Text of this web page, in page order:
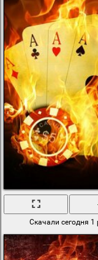
Скачали сегодня 1